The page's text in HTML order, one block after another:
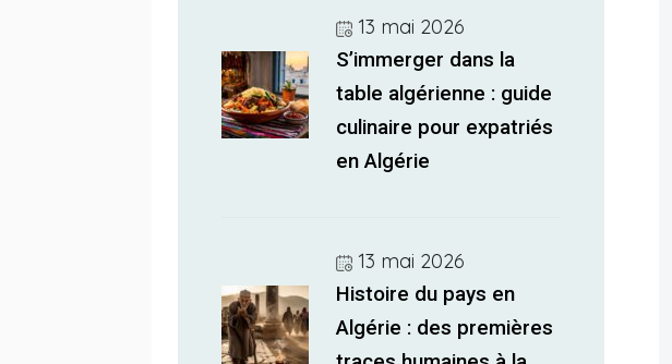
13 mai 2026
S’immerger dans la
table algérienne : guide
culinaire pour expatriés
en Algérie
13 mai 2026
Histoire du pays en
Algérie : des premières